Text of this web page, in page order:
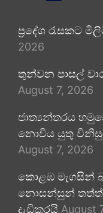
ප්‍රදේශ රැසකට
2026
තුන්වන පාසල්
August 7, 2026
ජාත්‍යන්තරය
නොවිය යුතු
August 7, 2026
කොළඹ මැගසින්
නොසන්සුන්
දැඩිකරයි August